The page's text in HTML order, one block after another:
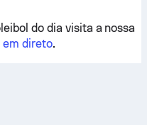
do dia visita a nossa
em direto.